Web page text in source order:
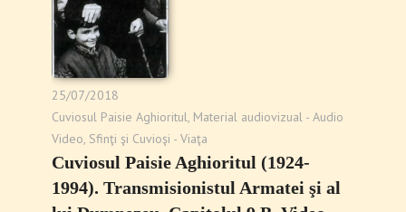
25/07/2018
Cuviosul Paisie Aghioritul, Material audiovizual - Audio
Video, Sfinţi şi Cuvioşi - Viaţa
Cuviosul Paisie Aghioritul (1924-
1994). Transmisionistul Armatei şi al